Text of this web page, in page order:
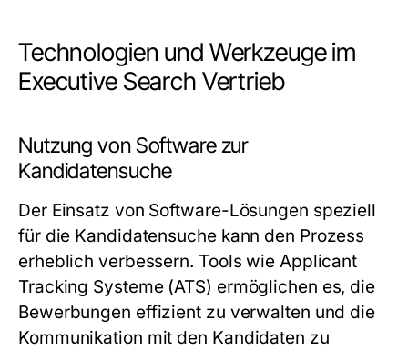
Technologien und Werkzeuge im
Executive Search Vertrieb
Nutzung von Software zur
Kandidatensuche
Der Einsatz von Software-Lösungen speziell
für die Kandidatensuche kann den Prozess
erheblich verbessern. Tools wie Applicant
Tracking Systeme (ATS) ermöglichen es, die
Bewerbungen effizient zu verwalten und die
Kommunikation mit den Kandidaten zu